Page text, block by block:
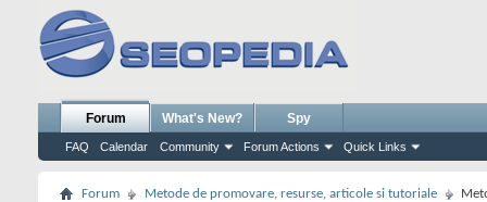
Forum
FAQ Calendar Community Forum Actions Quick Links
What's New? Spy
Forum Metode de promovare, resurse, articole si tutoriale